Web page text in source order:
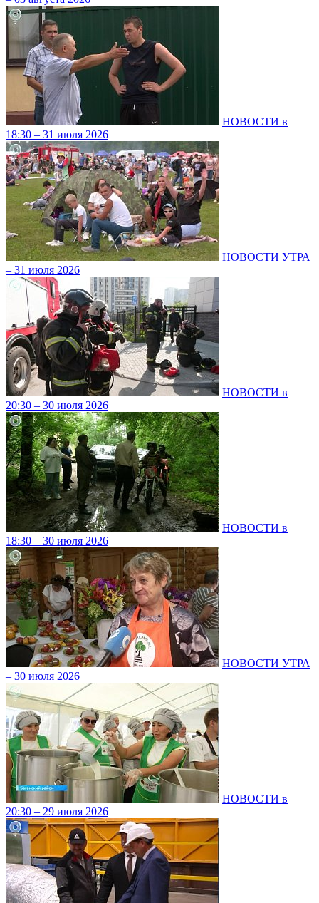
НОВОСТИ в
18:30 – 31 июля 2026
НОВОСТИ УТРА
– 31 июля 2026
НОВОСТИ в
20:30 – 30 июля 2026
НОВОСТИ в
18:30 – 30 июля 2026
НОВОСТИ УТРА
– 30 июля 2026
НОВОСТИ в
20:30 – 29 июля 2026